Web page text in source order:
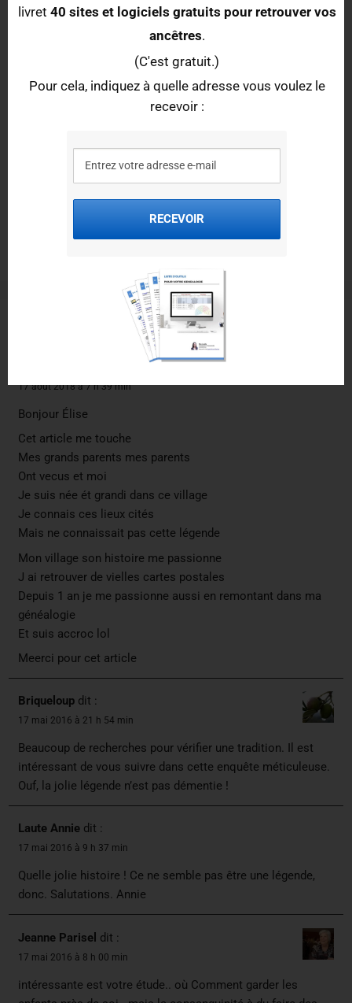
Indiquez à quelle adresse il faut vous l'envoyer :
RECEVOIR
Auteur de l'article :Elise Lenoble
11 commentaires sur cet article
17 août 2018 à 7 h 39 min
Bonjour Élise
Cet article me touche
Mes grands parents mes parents
Ont vecus et moi
Je suis née ét grandi dans ce village
Je connais ces lieux cités
Mais ne connaissait pas cette légende
Mon village son histoire me passionne
J ai retrouver de vielles cartes postales
Depuis 1 an je me passionne aussi en remontant dans ma
généalogie
Et suis accroc lol
Meerci pour cet article
Briqueloup dit :
17 mai 2016 à 21 h 54 min
Beaucoup de recherches pour vérifier une tradition. Il est
intéressant de vous suivre dans cette enquête méticuleuse.
Ouf, la jolie légende n’est pas démentie !
Laute Annie dit :
17 mai 2016 à 9 h 37 min
Quelle jolie histoire ! Ce ne semble pas être une légende,
donc. Salutations. Annie
Jeanne Parisel dit :
17 mai 2016 à 8 h 00 min
intéressante est votre étude.. où Comment garder les
livret 40 sites et logiciels gratuits pour retrouver vos
ancêtres.
(C'est gratuit.)
Pour cela, indiquez à quelle adresse vous voulez le
recevoir :
RECEVOIR